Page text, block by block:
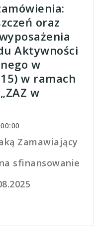
oraz
Aktywności
w
w ramach
w
Zamawiający
sfinansowanie